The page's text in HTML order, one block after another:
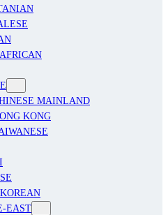
MAINLAND
KONG
EAST